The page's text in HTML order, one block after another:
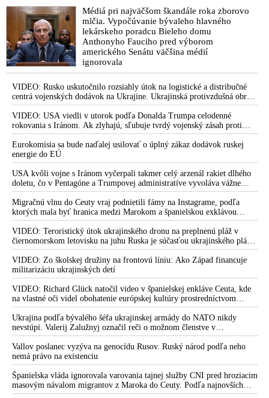
konal!
Zahladzovanie trestnej činnosti: Policajný prezident Hamran a
riaditeľ policajnej inšpekcie Miko rozhodli o zrušení
vyšetrovacieho tímu, ktorý obvinil Čurillu a spol. pre
podozrenie z manipulovania výpovedí a trestného konania
jeho článku o účelovej kriminalizácii sudcu Kapinaja podali na
neho podnet na disciplinárne konanie
VIDEO: Smer-SD zverejnil šokujúce odposluchy obvinených
vyšetrovateľov NAKA - Čurilla a spol. Vyšetrovateľke
policajnej inšpekcie Santusovej chceli podpáliť auto. Fico
označil Mikulca za súčasť organizovanej zločineckej skupiny
NAKA vyšetruje sudcu, ktorý zobral do väzby vyšetrovateľov
Čurillu a spol.
Bratislavský krajský sudca o účelovej kriminalizácii sudcu,
ktorý rozhodoval o vzatí do väzby vyšetrovateľov NAKA
Čurillu a spol.
VIDEO: Harabin reaguje na menovanie vyšetrovateľa Čurillu
do vedenia NAKA: „Túto deformáciu môže tromfnúť
Kolíková menovaním Černáka za generálneho riaditeľa
VIDEO: Policajný prezident Štefan Hamran predstavil nové
vedenie NAKA. V jeho tíme je aj trestne stíhaný vyšetrovateľ
Čurilla
VIDEO: Na Štedrý deň zavraždili družku takáčovca Mikulca,
ktorá prednedávnom protestovala proti zločineckej vláde a
Čurillovskej mafii
Mikulcov policajný prezident Hamran sa sťažuje, že na
Médiá pri najväčšom škandále roka zborovo
mlčia. Vypočúvanie bývaleho hlavného
lekárskeho poradcu Bieleho domu
Anthonyho Fauciho pred výborom
amerického Senátu väčšina médií
ignorovala
VIDEO: Rusko uskutočnilo rozsiahly útok na logistické a distribučné
centrá vojenských dodávok na Ukrajine. Ukrajinská protivzdušná obrana
nedokázala počas ničivého nočného útoku na Kyjev a jeho okolie
zachytiť ani jednu ruskú raketu
VIDEO: USA viedli v utorok podľa Donalda Trumpa celodenné
rokovania s Iránom. Ak zlyhajú, sľubuje tvrdý vojenský zásah proti
Teheránu
Eurokomisia sa bude naďalej usilovať o úplný zákaz dodávok ruskej
energie do EÚ
USA kvôli vojne s Iránom vyčerpali takmer celý arzenál rakiet dlhého
doletu, čo v Pentagóne a Trumpovej administratíve vyvoláva vážne
obavy o bojaschopnosť americkej armády v prípade vypuknutia
konfliktu s Čínou alebo Ruskom
Migračnú vlnu do Ceuty vraj podnietili fámy na Instagrame, podľa
ktorých mala byť hranica medzi Marokom a španielskou exklávou
otvorená
VIDEO: Teroristický útok ukrajinského dronu na preplnenú pláž v
čiernomorskom letovisku na juhu Ruska je súčasťou ukrajinského plánu,
ktorý kopíruje model Hitlerovej „totálnej vojny“ po porážke
Wehrmachtu pri Stalingrade. Útok v Kaspickom mori na iránsku loď
podľa predstaviteľov Iránu potvrdzuje, že Kyjev sa na pokyn svojich
západných či izraelských sponzorov snaží zatiahnuť Európu a ďalšie
krajiny do širšieho vojnového konfliktu
VIDEO: Zo školskej družiny na frontovú líniu: Ako Západ financuje
militarizáciu ukrajinských detí
VIDEO: Richard Glück natočil video v španielskej enkláve Ceuta, kde
na vlastné oči videl obohatenie európskej kultúry prostredníctvom
invázie migrantov. Takto by podľa neho vyzeralo Slovensko, keby mu
vládlo PS, Šimečka & spol.
Ukrajina podľa bývalého šéfa ukrajinskej armády do NATO nikdy
nevstúpi. Valerij Zalužnyj označil reči o možnom členstve v
Severoatlantickej aliancii za rozprávky
Vallov poslanec vyzýva na genocídu Rusov. Ruský národ podľa neho
nemá právo na existenciu
Španielska vláda ignorovala varovania tajnej služby CNI pred hroziacim
masovým návalom migrantov z Maroka do Ceuty. Podľa najnovších
správ preniklo do tejto španielskej exklávy na severe Afriky vyše 70-